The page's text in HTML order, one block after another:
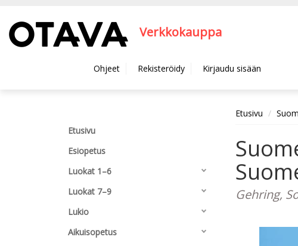
Verkkokauppa
Ohjeet Rekisteröidy Kirjaudu sisään
Etusivu
Esiopetus
Luokat 1–6
Luokat 7–9
Lukio
Aikuisopetus
Etusivu
Gehring,